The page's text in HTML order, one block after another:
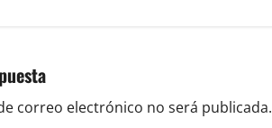
correo electrónico no será publicada.